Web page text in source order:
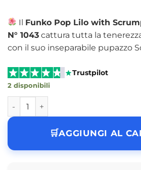
Il Funko Pop Lilo with
N° 1043 cattura tutta la
con il suo inseparabile pupazzo
Trustpilot
2 disponibili
Funko Pop Lilo with Scrump Lilo
AGGIUNGI AL